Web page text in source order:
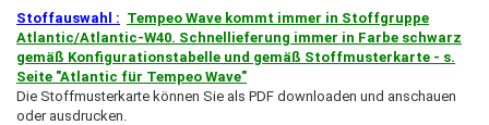
Stoffauswahl : Tempeo Wave kommt immer in Stoffgruppe
Atlantic/Atlantic-W40. Schnellieferung immer in Farbe schwarz
gemäß Konfigurationstabelle und gemäß Stoffmusterkarte - s.
Seite "Atlantic für Tempeo Wave"
Die Stoffmusterkarte können Sie als PDF downloaden und anschauen
oder ausdrucken.